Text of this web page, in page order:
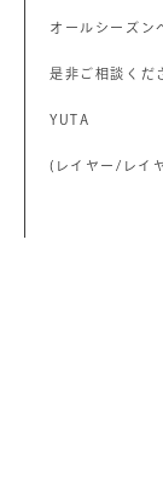
オールシーズン
是非ご相談くだ
YUTA
(レイヤー/レイ